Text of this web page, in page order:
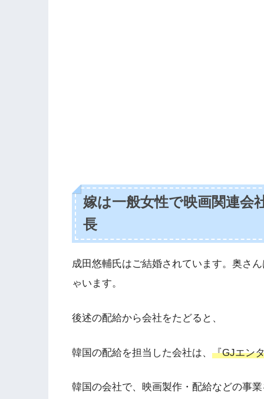
嫁は一般女性で映画関連会
長
成田悠輔氏はご結婚されています。奥さ
ゃいます。
後述の配給から会社をたどると、
韓国の配給を担当した会社は、 『GJエン
韓国の会社で、映画製作・配給などの事業